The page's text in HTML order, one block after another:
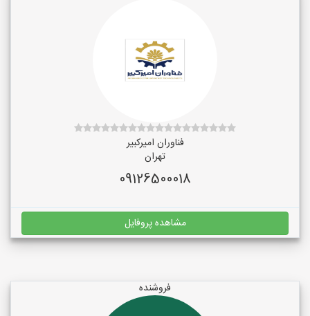
فناوران امیرکبیر
تهران
09126500018
مشاهده پروفایل
فروشنده